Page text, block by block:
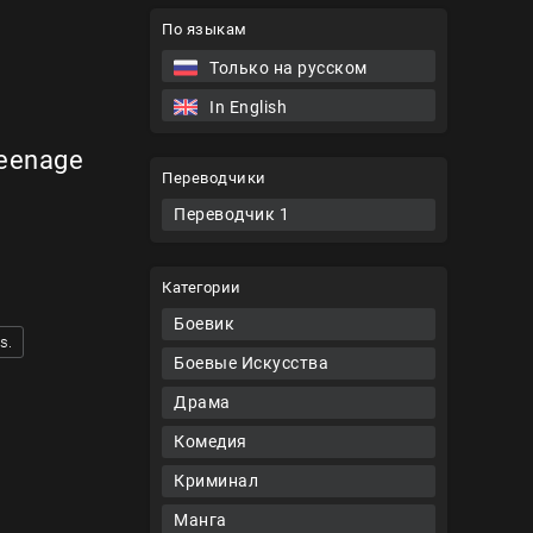
По языкам
Только на русском
In English
Переводчики
Переводчик 1
Категории
Боевик
Боевые Искусства
Драма
Комедия
Криминал
Манга